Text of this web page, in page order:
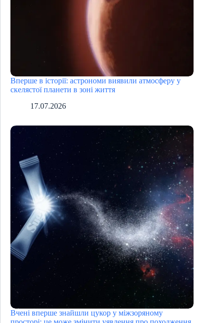
Вперше в історії: астрономи виявили атмосферу у
скелястої планети в зоні життя
17.07.2026
Вчені вперше знайшли цукор у міжзоряному